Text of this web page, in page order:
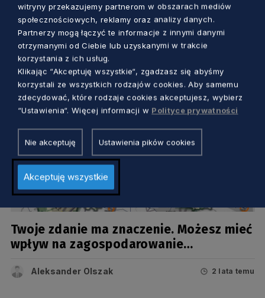
cykl otwartych spotkań
Aleksander Olszak
GOSPODARKA
Twoje zdanie ma znaczenie. Możesz mieć
wpływ na zagospodarowanie
Aleksander Olszak 2 lata temu
witryny przekazujemy partnerom w obszarach mediów
społecznościowych, reklamy oraz analizy danych.
Partnerzy mogą łączyć te informacje z innymi danymi
otrzymanymi od Ciebie lub uzyskanymi w trakcie
korzystania z ich usług.
Klikając “Akceptuję wszystkie“, zgadzasz się abyśmy
korzystali ze wszystkich rodzajów cookies. Aby samemu
zdecydować, które rodzaje cookies akceptujesz, wybierz
“Ustawienia“. Więcej informacji w Polityce prywatności
Nie akceptuję Ustawienia pików cookies
Akceptuję wszystkie